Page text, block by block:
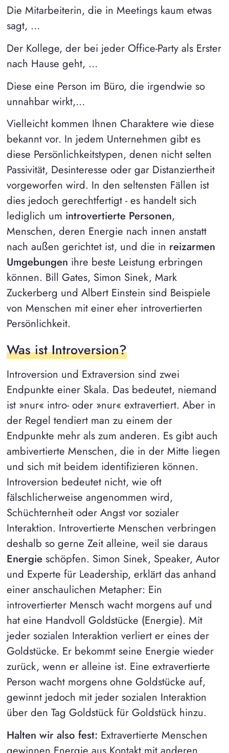
Die Mitarbeiterin, die in Meetings kaum etwas
sagt, …
Der Kollege, der bei jeder Office-Party als Erster
nach Hause geht, …
Diese eine Person im Büro, die irgendwie so
unnahbar wirkt,…
Vielleicht kommen Ihnen Charaktere wie diese
bekannt vor. In jedem Unternehmen gibt es
diese Persönlichkeitstypen, denen nicht selten
Passivität, Desinteresse oder gar Distanziertheit
vorgeworfen wird. In den seltensten Fällen ist
dies jedoch gerechtfertigt - es handelt sich
lediglich um introvertierte Personen,
Menschen, deren Energie nach innen anstatt
nach außen gerichtet ist, und die in reizarmen
Umgebungen ihre beste Leistung erbringen
können. Bill Gates, Simon Sinek, Mark
Zuckerberg und Albert Einstein sind Beispiele
von Menschen mit einer eher introvertierten
Persönlichkeit.
Was ist Introversion?
Introversion und Extraversion sind zwei
Endpunkte einer Skala. Das bedeutet, niemand
ist »nur« intro- oder »nur« extravertiert. Aber in
der Regel tendiert man zu einem der
Endpunkte mehr als zum anderen. Es gibt auch
ambivertierte Menschen, die in der Mitte liegen
und sich mit beidem identifizieren können.
Introversion bedeutet nicht, wie oft
fälschlicherweise angenommen wird,
Schüchternheit oder Angst vor sozialer
Interaktion. Introvertierte Menschen verbringen
deshalb so gerne Zeit alleine, weil sie daraus
Energieschöpfen. Simon Sinek, Speaker, Autor
und Experte für Leadership, erklärt das anhand
einer anschaulichen Metapher: Ein
introvertierter Mensch wacht morgens auf und
hat eine Handvoll Goldstücke (Energie). Mit
jeder sozialen Interaktion verliert er eines der
Goldstücke. Er bekommt seine Energie wieder
zurück, wenn er alleine ist. Eine extravertierte
Person wacht morgens ohne Goldstücke auf,
gewinnt jedoch mit jeder sozialen Interaktion
über den Tag Goldstück für Goldstück hinzu.
Halten wir also fest: Extravertierte Menschen